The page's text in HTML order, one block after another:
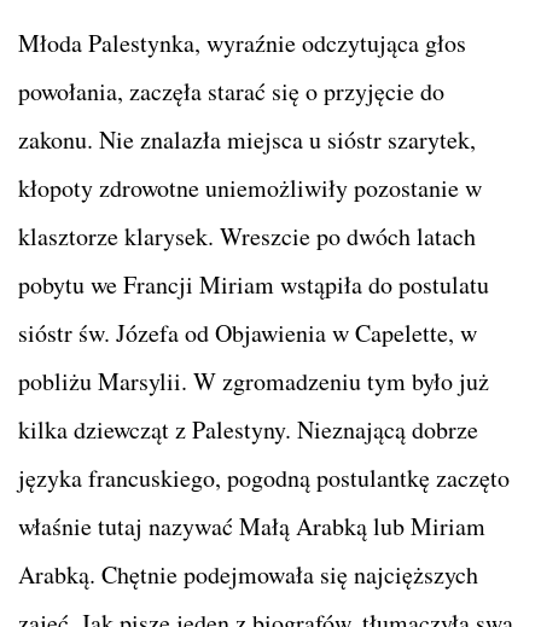
Młoda Palestynka, wyraźnie odczytująca głos
powołania, zaczęła starać się o przyjęcie do
zakonu. Nie znalazła miejsca u sióstr szarytek,
kłopoty zdrowotne uniemożliwiły pozostanie w
klasztorze klarysek. Wreszcie po dwóch latach
pobytu we Francji Miriam wstąpiła do postulatu
sióstr św. Józefa od Objawienia w Capelette, w
pobliżu Marsylii. W zgromadzeniu tym było już
kilka dziewcząt z Palestyny. Nieznającą dobrze
języka francuskiego, pogodną postulantkę zaczęto
właśnie tutaj nazywać Małą Arabką lub Miriam
Arabką. Chętnie podejmowała się najcięższych